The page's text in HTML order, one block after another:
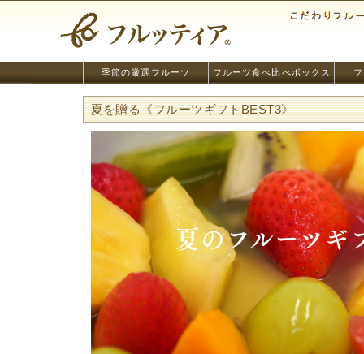
季節の厳選フルーツ フルーツ食べ比べボックス
夏を贈る《フルーツギフトBEST3》